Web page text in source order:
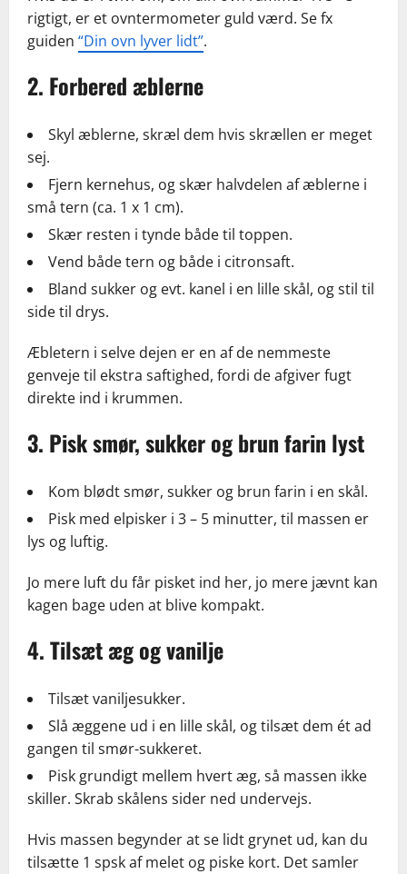
rigtigt, er et ovntermometer guld værd. Se fx
guiden “Din ovn lyver lidt”.
2. Forbered æblerne
Skyl æblerne, skræl dem hvis skrællen er meget
sej.
Fjern kernehus, og skær halvdelen af æblerne i
små tern (ca. 1 x 1 cm).
Skær resten i tynde både til toppen.
Vend både tern og både i citronsaft.
Bland sukker og evt. kanel i en lille skål, og stil til
side til drys.
Æbletern i selve dejen er en af de nemmeste
genveje til ekstra saftighed, fordi de afgiver fugt
direkte ind i krummen.
3. Pisk smør, sukker og brun farin lyst
Kom blødt smør, sukker og brun farin i en skål.
Pisk med elpisker i 3 – 5 minutter, til massen er
lys og luftig.
Jo mere luft du får pisket ind her, jo mere jævnt kan
kagen bage uden at blive kompakt.
4. Tilsæt æg og vanilje
Tilsæt vaniljesukker.
Slå æggene ud i en lille skål, og tilsæt dem ét ad
gangen til smør-sukkeret.
Pisk grundigt mellem hvert æg, så massen ikke
skiller. Skrab skålens sider ned undervejs.
Hvis massen begynder at se lidt grynet ud, kan du
tilsætte 1 spsk af melet og piske kort. Det samler